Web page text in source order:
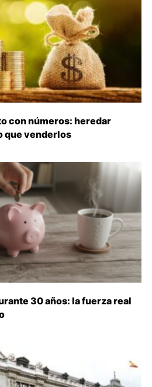
con números: heredar
que venderlos
30 años: la fuerza real